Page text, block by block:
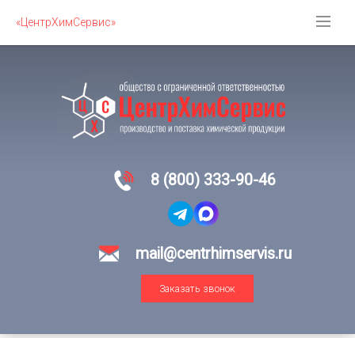
«ЦентрХимСервис»
8 (800) 333-90-46
mail@centrhimservis.ru
Заказать звонок